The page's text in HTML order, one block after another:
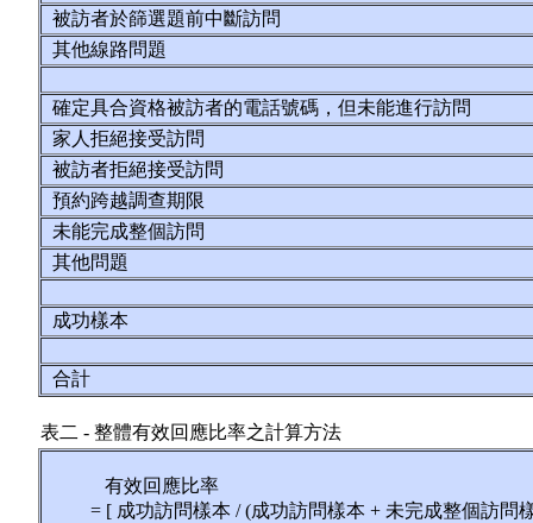
被訪者於篩選題前中斷訪問
其他線路問題
確定具合資格被訪者的電話號碼，但未能進行訪問
家人拒絕接受訪問
被訪者拒絕接受訪問
預約跨越調查期限
未能完成整個訪問
其他問題
成功樣本
合計
表二 - 整體有效回應比率之計算方法
有效回應比率
= [ 成功訪問樣本 / (成功訪問樣本 + 未完成整個訪